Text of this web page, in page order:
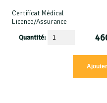
Certificat Médical
Licence/Assurance
Quantité: